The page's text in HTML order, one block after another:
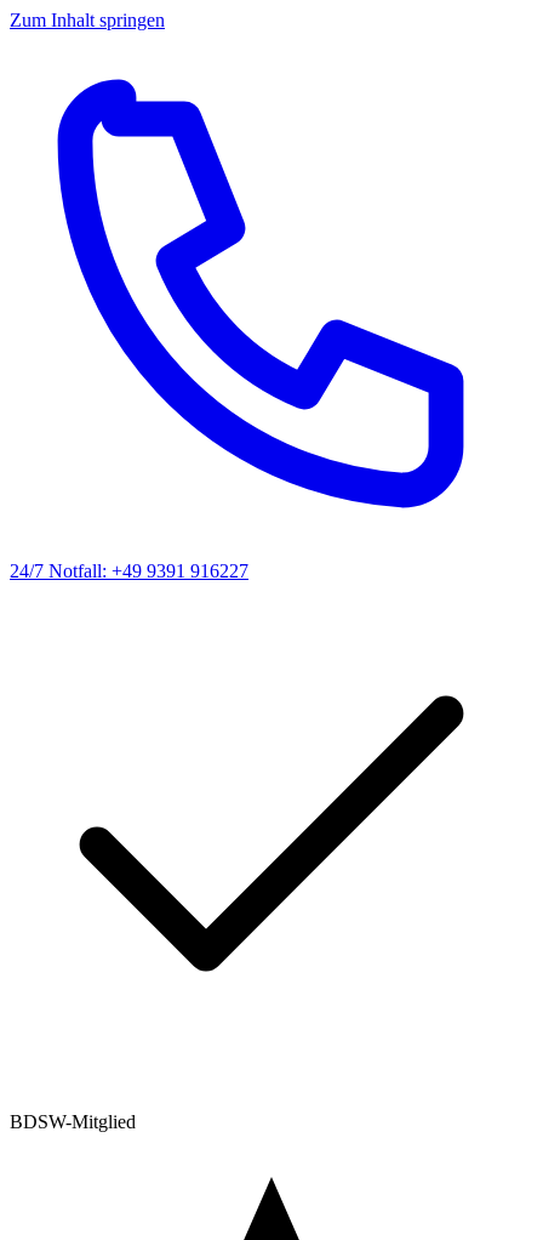
Zum Inhalt springen
24/7 Notfall: +49 9391 916227
BDSW-Mitglied